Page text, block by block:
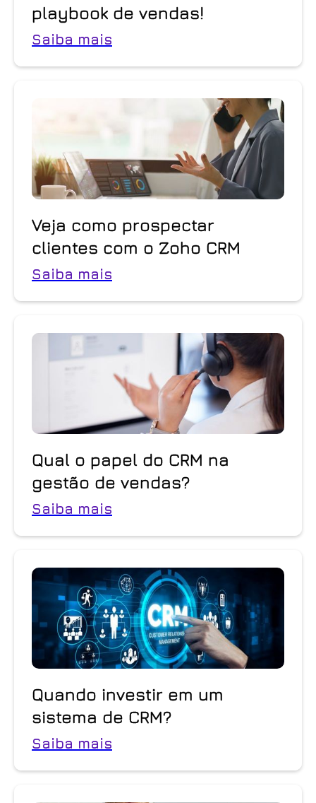
playbook de vendas!
Saiba mais
Veja como prospectar
clientes com o Zoho CRM
Saiba mais
Qual o papel do CRM na
gestão de vendas?
Saiba mais
Quando investir em um
sistema de CRM?
Saiba mais